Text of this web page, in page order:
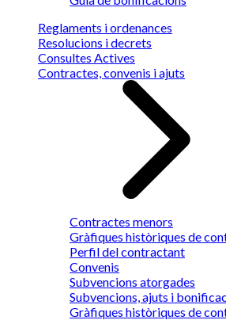
Reglaments i ordenances
Resolucions i decrets
Consultes Actives
Contractes, convenis i ajuts
Contractes menors
Gràfiques històriques de
Perfil del contractant
Convenis
Subvencions atorgades
Subvencions, ajuts i
Gràfiques històriques de